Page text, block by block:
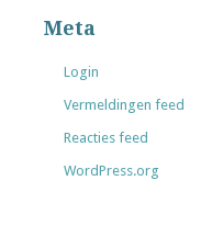
Meta
Login
Vermeldingen feed
Reacties feed
WordPress.org